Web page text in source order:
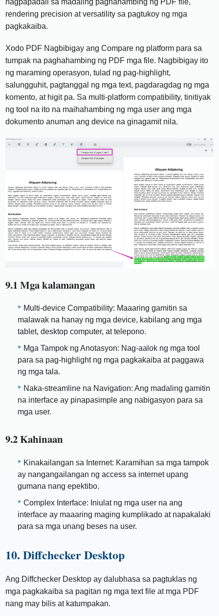
rendering precision at versatility sa pagtukoy ng mga
pagkakaiba.
Xodo PDF Nagbibigay ang Compare ng platform para sa
tumpak na paghahambing ng PDF mga file. Nagbibigay ito
ng maraming operasyon, tulad ng pag-highlight,
salungguhit, pagtanggal ng mga text, pagdaragdag ng mga
komento, at higit pa. Sa multi-platform compatibility, tinitiyak
ng tool na ito na maihahambing ng mga user ang mga
dokumento anuman ang device na ginagamit nila.
9.1 Mga kalamangan
Multi-device Compatibility: Maaaring gamitin sa
malawak na hanay ng mga device, kabilang ang mga
tablet, desktop computer, at telepono.
Mga Tampok ng Anotasyon: Nag-aalok ng mga tool
para sa pag-highlight ng mga pagkakaiba at paggawa
ng mga tala.
Naka-streamline na Navigation: Ang madaling gamitin
na interface ay pinapasimple ang nabigasyon para sa
mga user.
9.2 Kahinaan
Kinakailangan sa Internet: Karamihan sa mga tampok
ay nangangailangan ng access sa internet upang
gumana nang epektibo.
Complex Interface: Iniulat ng mga user na ang
interface ay maaaring maging kumplikado at napakalaki
para sa mga unang beses na user.
10. Diffchecker Desktop
Ang Diffchecker Desktop ay dalubhasa sa pagtuklas ng
mga pagkakaiba sa pagitan ng mga text file at mga PDF
nang may bilis at katumpakan.